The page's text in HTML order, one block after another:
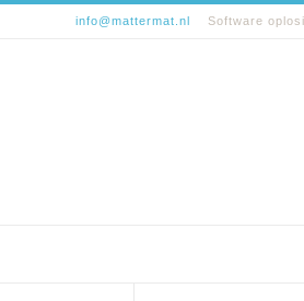
info@mattermat.nl Software